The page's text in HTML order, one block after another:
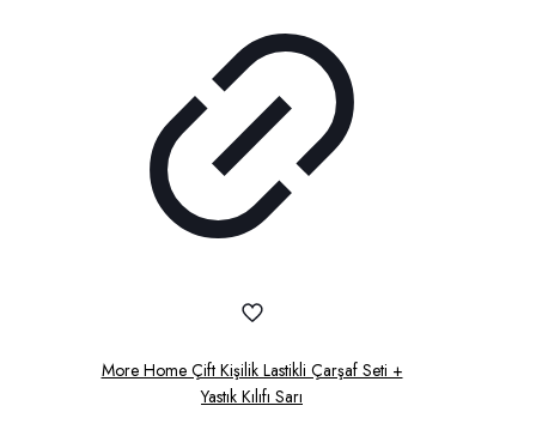
More Home Çift Kişilik Lastikli Çarşaf Seti +
Yastık Kılıfı Sarı